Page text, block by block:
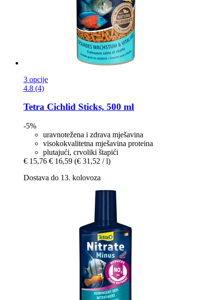
3 opcije
4.8 (4)
Tetra Cichlid Sticks, 500 ml
-5%
uravnotežena i zdrava mješavina
visokokvalitetna mješavina proteina
plutajući, crvoliki štapići
€ 15,76 € 16,59 (€ 31,52 / l)
Dostava do 13. kolovoza